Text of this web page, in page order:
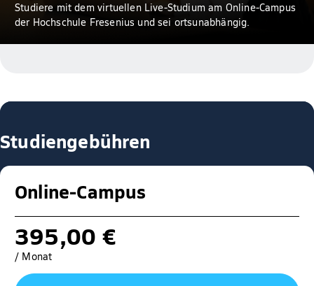
Studiere mit dem virtuellen Live-Studium am Online-Campus
der Hochschule Fresenius und sei ortsunabhängig.
Studiengebühren
Online-Campus
395,00 €
/ Monat